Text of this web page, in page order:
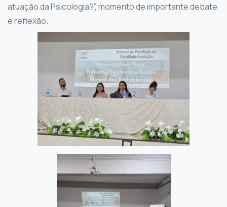
atuação da Psicologia?”, momento de importante debate
e reflexão.